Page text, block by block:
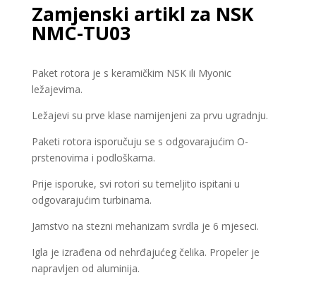
Zamjenski artikl za NSK
NMC-TU03
Paket rotora je s keramičkim NSK ili Myonic
ležajevima.
Ležajevi su prve klase namijenjeni za prvu ugradnju.
Paketi rotora isporučuju se s odgovarajućim O-
prstenovima i podloškama.
Prije isporuke, svi rotori su temeljito ispitani u
odgovarajućim turbinama.
Jamstvo na stezni mehanizam svrdla je 6 mjeseci.
Igla je izrađena od nehrđajućeg čelika. Propeler je
napravljen od aluminija.